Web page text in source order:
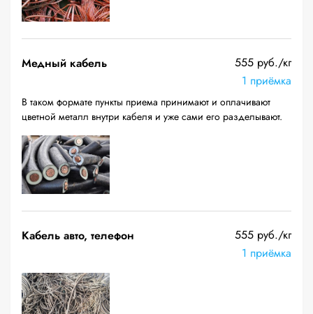
Медный кабель
555 руб./кг
1 приёмка
В таком формате пункты приема принимают и оплачивают
цветной металл внутри кабеля и уже сами его разделывают.
Кабель авто, телефон
555 руб./кг
1 приёмка